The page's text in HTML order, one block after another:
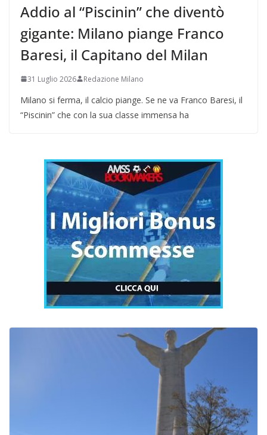
Addio al “Piscinin” che diventò
gigante: Milano piange Franco
Baresi, il Capitano del Milan
31 Luglio 2026 Redazione Milano
Milano si ferma, il calcio piange. Se ne va Franco Baresi, il
“Piscinin” che con la sua classe immensa ha